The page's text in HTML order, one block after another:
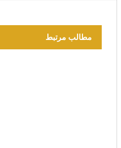
مطالب مرتبط